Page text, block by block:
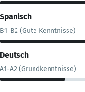
Spanisch
B1-B2 (Gute Kenntnisse)
Deutsch
A1-A2 (Grundkenntnisse)